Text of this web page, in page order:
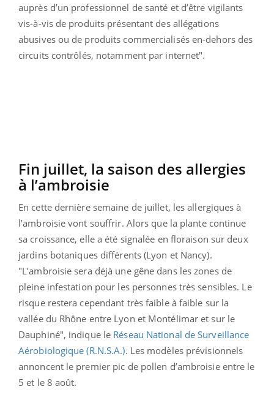
auprès d’un professionnel de santé et d’être vigilants
vis-à-vis de produits présentant des allégations
abusives ou de produits commercialisés en-dehors des
circuits contrôlés, notamment par internet".
Fin juillet, la saison des allergies
à l’ambroisie
En cette dernière semaine de juillet, les allergiques à
l’ambroisie vont souffrir. Alors que la plante continue
sa croissance, elle a été signalée en floraison sur deux
jardins botaniques différents (Lyon et Nancy).
"L’ambroisie sera déjà une gêne dans les zones de
pleine infestation pour les personnes très sensibles. Le
risque restera cependant très faible à faible sur la
vallée du Rhône entre Lyon et Montélimar et sur le
Dauphiné", indique le Réseau National de Surveillance
Aérobiologique (R.N.S.A.). Les modèles prévisionnels
annoncent le premier pic de pollen d’ambroisie entre le
5 et le 8 août.